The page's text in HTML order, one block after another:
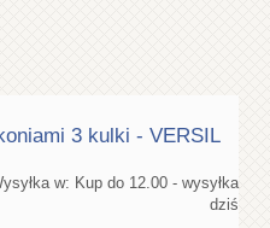
3 kulki - VERSIL
w: Kup do 12.00 - wysyłka
dziś